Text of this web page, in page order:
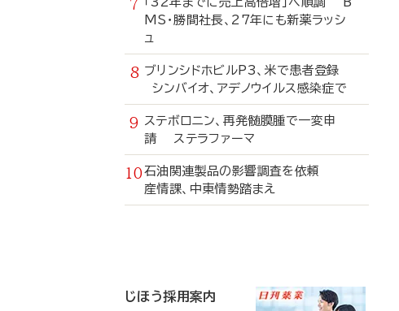
MS・勝間社長、27年にも新薬ラッシ
ュ
ブリンシドホビルP3、米で患者登録
シンバイオ、アデノウイルス感染症で
ステボロニン、再発髄膜腫で一変申
請 ステラファーマ
石油関連製品の影響調査を依頼
産情課、中東情勢踏まえ
じほう採用案内